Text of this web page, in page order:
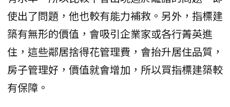
使出了問題，他也較有能力補救。另外，指標建
築有無形的價值，會吸引企業家或各行菁英進
住，這些鄰居捨得花管理費，會抬升居住品質，
房子管理好，價值就會增加，所以買指標建築較
有保障。